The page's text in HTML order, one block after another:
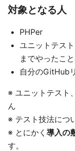
対象となる人
PHPer
ユニットテス
までやったこ
自分のGitHub
※ ユニットテスト
ん
※ テスト技法につ
※ とにかく 導入の
す。